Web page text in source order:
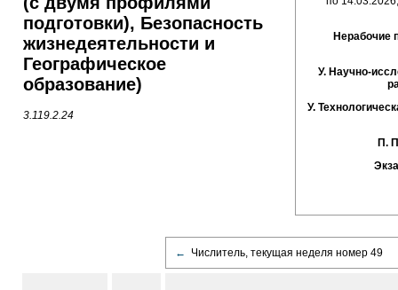
подготовки), Безопасность
жизнедеятельности и
Географическое
образование)
3.119.2.24
Нерабочие
У. Научно-
У.
П.
← Числитель, текущая неделя номер 49